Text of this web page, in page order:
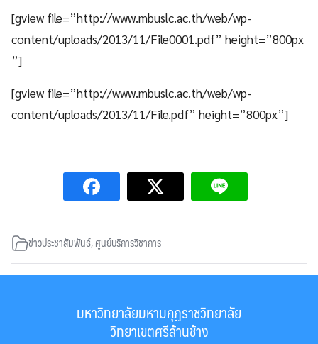
[gview file=”http://www.mbuslc.ac.th/web/wp-
content/uploads/2013/11/File0001.pdf” height=”800px
”]
[gview file=”http://www.mbuslc.ac.th/web/wp-
content/uploads/2013/11/File.pdf” height=”800px”]
ข่าวประชาสัมพันธ์,ศูนย์บริการวิชาการ
มหาวิทยาลัยมหามกุฏราชวิทยาลัย
วิทยาเขตศรีล้านช้าง